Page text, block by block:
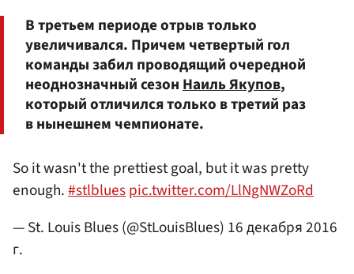
В третьем периоде отрыв только
увеличивался. Причем четвертый гол
команды забил проводящий очередной
неоднозначный сезонНаиль Якупов,
который отличился только в третий раз
в нынешнем чемпионате.
So it wasn't the prettiest goal, but it was pretty
enough.#stlbluespic.twitter.com/LlNgNWZoRd
— St. Louis Blues (@StLouisBlues) 16 декабря 2016
г.